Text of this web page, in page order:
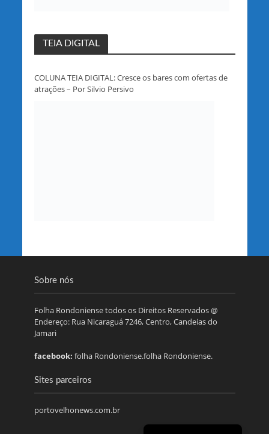
TEIA DIGITAL
COLUNA TEIA DIGITAL: Cresce os bares com ofertas de
atrações – Por Silvio Persivo
Sobre nós
Folha Rondoniense todos os Direitos Reservados @
Endereço: Rua Nicaraguá 7246, Centro, Candeias do
Jamari
facebook: folha Rondoniense.folha Rondoniense.
Sites parceiros
portovelhonews.com.br